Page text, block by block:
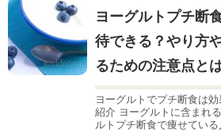
ヨーグルトプチ断
待できる？やり方
るための注意点と
ヨーグルトでプチ断食は
紹介 ヨーグルトに含まれ
ルトプチ断食で痩せてい